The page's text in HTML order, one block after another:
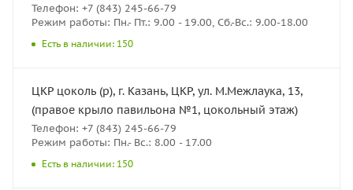
Телефон: +7 (843) 245-66-79
Режим работы: Пн.- Пт.: 9.00 - 19.00, Сб.-Вс.: 9.00-18.00
Есть в наличии: 150
ЦКР цоколь (р), г. Казань, ЦКР, ул. М.Межлаука, 13,
(правое крыло павильона №1, цокольный этаж)
Телефон: +7 (843) 245-66-79
Режим работы: Пн.- Вс.: 8.00 - 17.00
Есть в наличии: 150